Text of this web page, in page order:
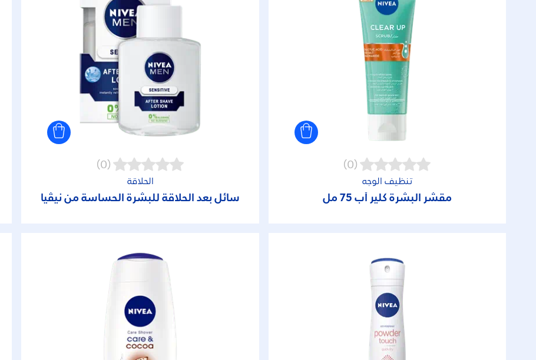
(0)
تنظيف الوجه
مقشر البشرة كلير أب 75 مل
(0)
الحلاقة
سائل بعد الحلاقة للبشرة الحساسة من نيڤيا